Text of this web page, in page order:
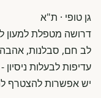
גן טופי · ת"א
דרושה מטפלת למעון
לב חם, סבלנות, אהבה
עדיפות לבעלות
יש אפשרות להצטרף